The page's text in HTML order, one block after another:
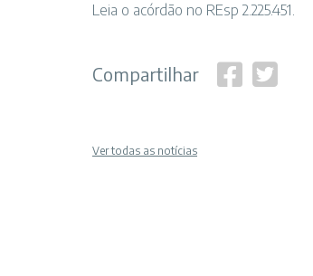
Leia o acórdão no REsp 2.225.451.
Compartilhar
Ver todas as notícias